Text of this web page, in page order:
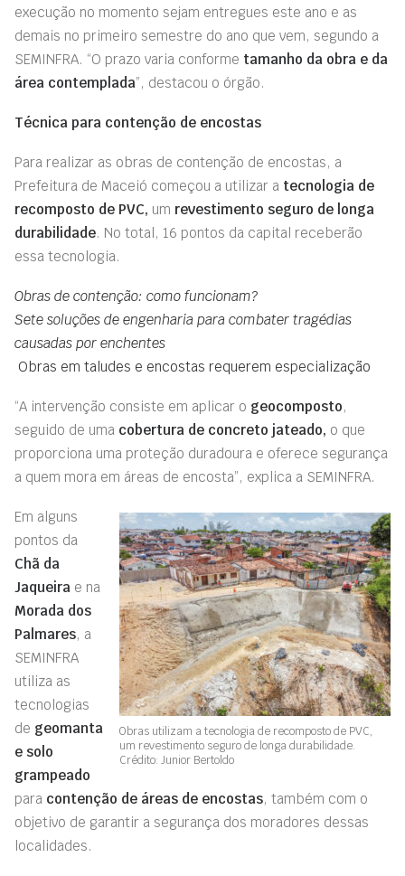
execução no momento sejam entregues este ano e as
demais no primeiro semestre do ano que vem, segundo a
SEMINFRA. “O prazo varia conforme tamanho da obra e da
área contemplada”, destacou o órgão.
Técnica para contenção de encostas
Para realizar as obras de contenção de encostas, a
Prefeitura de Maceió começou a utilizar a tecnologia de
recomposto de PVC, um revestimento seguro de longa
durabilidade. No total, 16 pontos da capital receberão
essa tecnologia.
Obras de contenção: como funcionam?
Sete soluções de engenharia para combater tragédias
causadas por enchentes
Obras em taludes e encostas requerem especialização
“A intervenção consiste em aplicar o geocomposto,
seguido de uma cobertura de concreto jateado, o que
proporciona uma proteção duradoura e oferece segurança
a quem mora em áreas de encosta”, explica a SEMINFRA.
Obras utilizam a tecnologia de recomposto de PVC,
um revestimento seguro de longa durabilidade.
Crédito: Junior Bertoldo
Em alguns
pontos da
Chã da
Jaqueira e na
Morada dos
Palmares, a
SEMINFRA
utiliza as
tecnologias
de geomanta
e solo
grampeado
para contenção de áreas de encostas, também com o
objetivo de garantir a segurança dos moradores dessas
localidades.